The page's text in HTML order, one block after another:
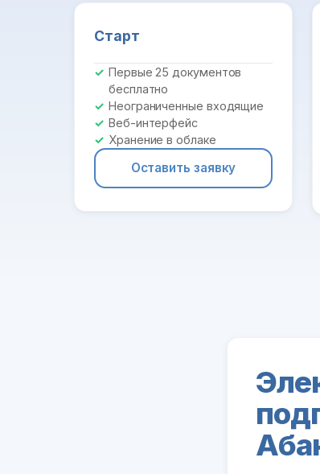
Старт
Первые 25 документов
бесплатно
Неограниченные входящие
Веб-интерфейс
Хранение в облаке
Оставить заявку